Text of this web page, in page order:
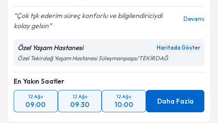
Çok tşk ederim süreç konforlu ve bilgilendiriciydi
kolay gelsin
Devamı
Özel Yaşam Hastanesi Haritada Göster
Özel Tekirdağ Yaşam Hastanesi Süleymanpaşa/TEKİRDAĞ
En Yakın Saatler
12 Ağu
09:00
12 Ağu
09:30
12 Ağu
10:00 Daha Fazla